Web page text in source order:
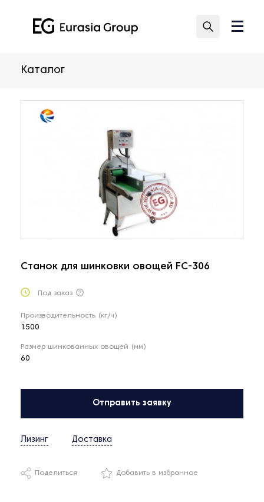
Каталог
Станок для шинковки овощей FC-306
Под заказ
Производительность (кг/ч)
1500
Размер шинкованных овощей (мм)
60
Отправить заявку
Лизинг Доставка
Поделиться Добавить в избранное